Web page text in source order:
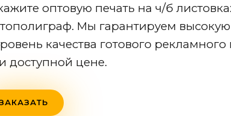
оптовую печать на ч/б
Мы гарантируем высокую
качества готового рекламного
доступной цене.